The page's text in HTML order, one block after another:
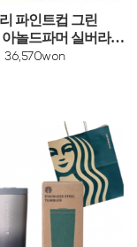
파인트컵 그린
놀드파머 실버라인
부사 선물세트
36,570won